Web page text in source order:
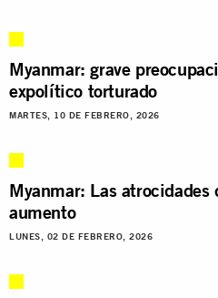
Myanmar: grave
expolítico torturado
MARTES, 10 DE FEBRERO, 2026
Myanmar: Las atrocidades
aumento
LUNES, 02 DE FEBRERO, 2026